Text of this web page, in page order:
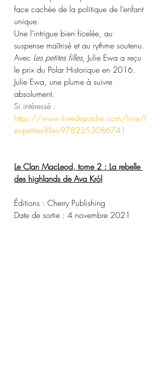
face cachée de la politique de l’enfant
unique.
Une l’intrigue bien ficelée, au
suspense maîtrisé et au rythme soutenu.
Avec Les petites filles, Julie Ewa a reçu
le prix du Polar Historique en 2016.
Julie Ewa, une plume à suivre
absolument.
Si intéressé :
https://www.livredepoche.com/livre/l
es-petites-filles-9782253086741
Le Clan MacLeod, tome 2 : La rebelle
des highlands de Ava Król
Éditions : Cherry Publishing
Date de sortie : 4 novembre 2021